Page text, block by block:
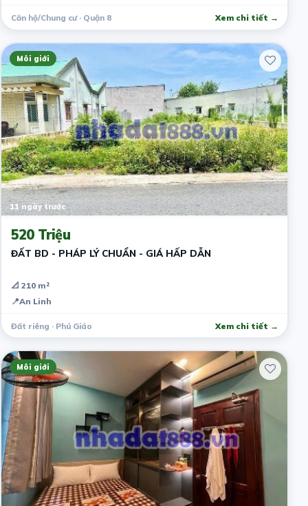
Căn hộ/Chung cư · Quận 8 Xem chi tiết →
Môi giới
11 ngày trước
520 Triệu
ĐẤT BD - PHÁP LÝ CHUẨN - GIÁ HẤP DẪN
📐 210 m²
📍An Linh
Đất riêng · Phú Giáo Xem chi tiết →
Môi giới